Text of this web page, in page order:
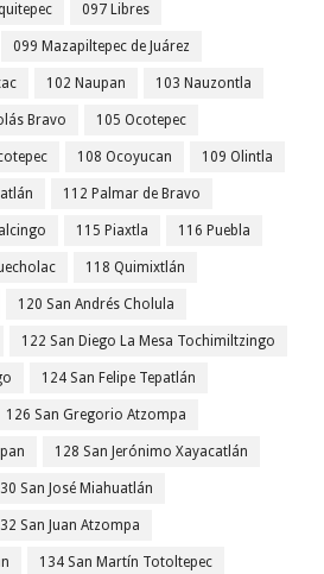
097 Libres
099 Mazapiltepec de Juárez
102 Naupan 103 Nauzontla
Bravo 105 Ocotepec
108 Ocoyucan 109 Olintla
112 Palmar de Bravo
115 Piaxtla 116 Puebla
118 Quimixtlán
120 San Andrés Cholula
122 San Diego La Mesa Tochimiltzingo
124 San Felipe Tepatlán
126 San Gregorio Atzompa
128 San Jerónimo Xayacatlán
San José Miahuatlán
San Juan Atzompa
134 San Martín Totoltepec